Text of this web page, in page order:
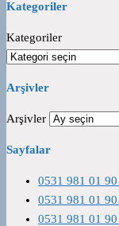
Kategoriler
Kategoriler
Arşivler
Arşivler
Sayfalar
0531 981 01 90
0531 981 01 90
0531 981 01